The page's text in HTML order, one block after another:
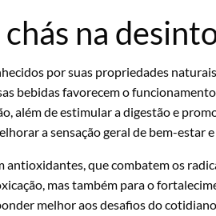
na
por suas propriedades
bebidas favorecem o
além de estimular a digestão e
a sensação geral de bem-estar
antioxidantes, que combatem os
mas também para o
melhor aos desafios do